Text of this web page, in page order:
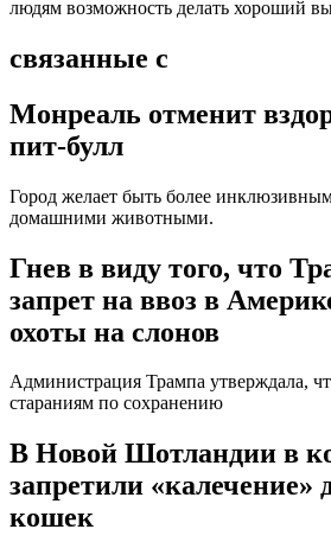
людям возможность делать хороший
связанные с
Монреаль отменит
пит-булл
Город желает быть более
домашними животными.
Гнев в виду того, что
запрет на ввоз в
охоты на слонов
Администрация Трампа утверждала,
стараниям по сохранению
В Новой Шотландии в
запретили
кошек